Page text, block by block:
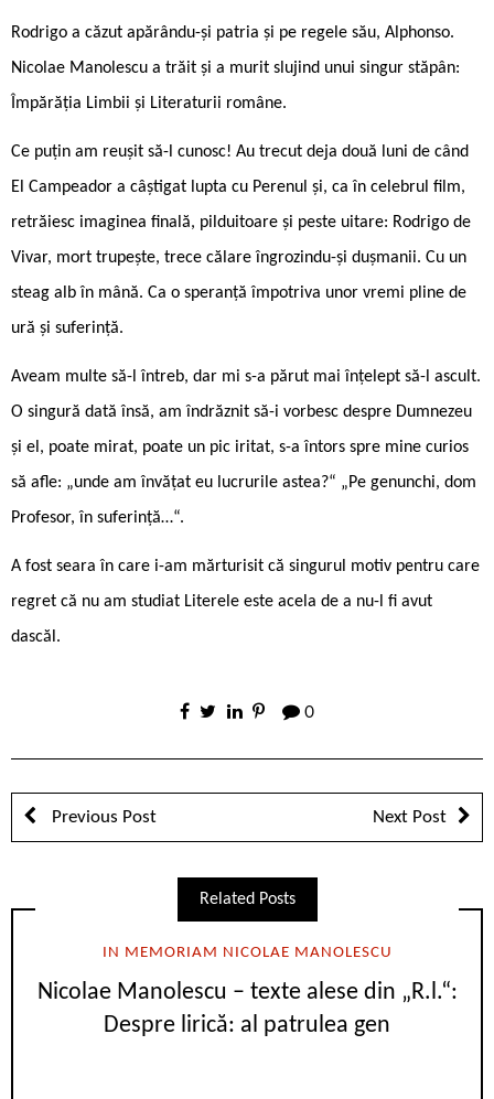
Rodrigo a căzut apărându-și patria și pe regele său, Alphonso.
Nicolae Manolescu a trăit și a murit slujind unui singur stăpân:
Împărăția Limbii și Literaturii române.
Ce puțin am reușit să-l cunosc! Au trecut deja două luni de când
El Campeador a câștigat lupta cu Perenul și, ca în celebrul film,
retrăiesc imaginea finală, pilduitoare și peste uitare: Rodrigo de
Vivar, mort trupește, trece călare îngrozindu-și dușmanii. Cu un
steag alb în mână. Ca o speranță împotriva unor vremi pline de
ură și suferință.
Aveam multe să-l întreb, dar mi s-a părut mai înțelept să-l ascult.
O singură dată însă, am îndrăznit să-i vorbesc despre Dumnezeu
și el, poate mirat, poate un pic iritat, s-a întors spre mine curios
să afle: „unde am învățat eu lucrurile astea?“ „Pe genunchi, dom
Profesor, în suferință…“.
A fost seara în care i-am mărturisit că singurul motiv pentru care
regret că nu am studiat Literele este acela de a nu-l fi avut
dascăl.
0
Previous Post Next Post
Related Posts
IN MEMORIAM NICOLAE MANOLESCU
Nicolae Manolescu – texte alese din „R.l.“:
Despre lirică: al patrulea gen